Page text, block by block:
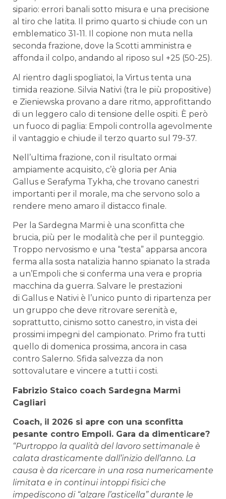
sipario: errori banali sotto misura e una precisione
al tiro che latita. Il primo quarto si chiude con un
emblematico 31-11. Il copione non muta nella
seconda frazione, dove la Scotti amministra e
affonda il colpo, andando al riposo sul +25 (50-25).
Al rientro dagli spogliatoi, la Virtus tenta una
timida reazione. Silvia Nativi (tra le più propositive)
e Zieniewska provano a dare ritmo, approfittando
di un leggero calo di tensione delle ospiti. È però
un fuoco di paglia: Empoli controlla agevolmente
il vantaggio e chiude il terzo quarto sul 79-37.
Nell’ultima frazione, con il risultato ormai
ampiamente acquisito, c’è gloria per Ania
Gallus e Serafyma Tykha, che trovano canestri
importanti per il morale, ma che servono solo a
rendere meno amaro il distacco finale.
Per la Sardegna Marmi è una sconfitta che
brucia, più per le modalità che per il punteggio.
Troppo nervosismo e una “testa” apparsa ancora
ferma alla sosta natalizia hanno spianato la strada
a un’Empoli che si conferma una vera e propria
macchina da guerra. Salvare le prestazioni
di Gallus e Nativi è l’unico punto di ripartenza per
un gruppo che deve ritrovare serenità e,
soprattutto, cinismo sotto canestro, in vista dei
prossimi impegni del campionato. Primo fra tutti
quello di domenica prossima, ancora in casa
contro Salerno. Sfida salvezza da non
sottovalutare e vincere a tutti i costi.
Fabrizio Staico coach Sardegna Marmi
Cagliari
Coach, il 2026 si apre con una sconfitta
pesante contro Empoli. Gara da dimenticare?
“Purtroppo la qualità del lavoro settimanale è
calata drasticamente dall’inizio dell’anno. La
causa è da ricercare in una rosa numericamente
limitata e in continui intoppi fisici che
impediscono di “alzare l’asticella” durante le